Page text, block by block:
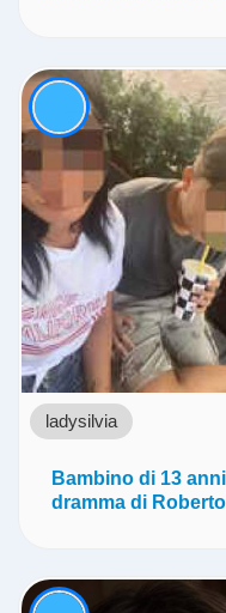
ladysilvia
Bambino di 13
dramma di